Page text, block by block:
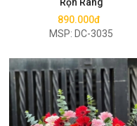
890.000đ
MSP: DC-3035